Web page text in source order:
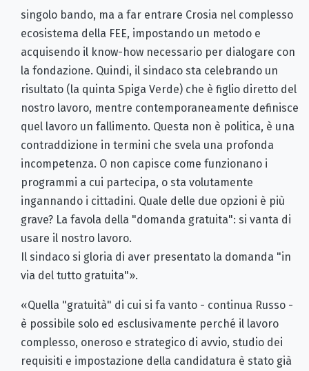
singolo bando, ma a far entrare Crosia nel complesso
ecosistema della FEE, impostando un metodo e
acquisendo il know-how necessario per dialogare con
la fondazione. Quindi, il sindaco sta celebrando un
risultato (la quinta Spiga Verde) che è figlio diretto del
nostro lavoro, mentre contemporaneamente definisce
quel lavoro un fallimento. Questa non è politica, è una
contraddizione in termini che svela una profonda
incompetenza. O non capisce come funzionano i
programmi a cui partecipa, o sta volutamente
ingannando i cittadini. Quale delle due opzioni è più
grave? La favola della "domanda gratuita": si vanta di
usare il nostro lavoro.
Il sindaco si gloria di aver presentato la domanda "in
via del tutto gratuita"».
«Quella "gratuità" di cui si fa vanto - continua Russo -
è possibile solo ed esclusivamente perché il lavoro
complesso, oneroso e strategico di avvio, studio dei
requisiti e impostazione della candidatura è stato già